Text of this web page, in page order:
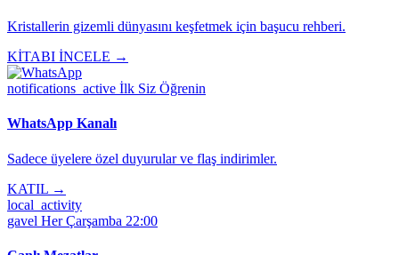
Kristallerin gizemli dünyasını keşfetmek için başucu rehberi.
KİTABI İNCELE →
notifications_active İlk Siz Öğrenin
WhatsApp Kanalı
Sadece üyelere özel duyurular ve flaş indirimler.
KATIL →
local_activity
gavel Her Çarşamba 22:00